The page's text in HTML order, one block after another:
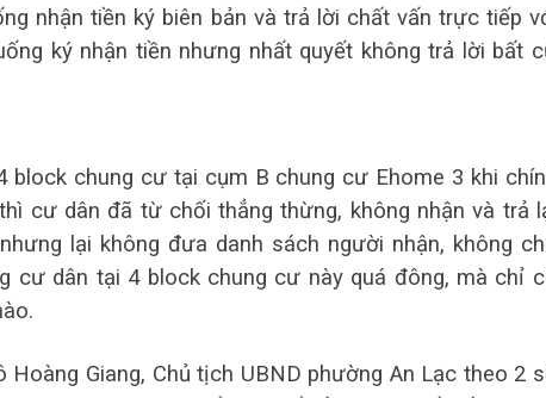
nhận tiền ký biên bản và trả lời chất vấn trực tiếp
ký nhận tiền nhưng nhất quyết không trả lời bất
block chung cư tại cụm B chung cư Ehome 3 khi
cư dân đã từ chối thẳng thừng, không nhận và trả
lại không đưa danh sách người nhận, không
cư dân tại 4 block chung cư này quá đông, mà chỉ
Giang, Chủ tịch UBND phường An Lạc theo 2